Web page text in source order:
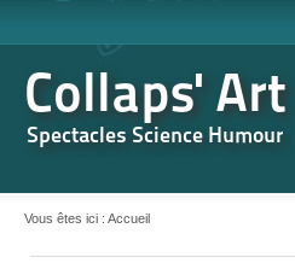
Collaps' Art
Spectacles Science Humour
Vous êtes ici : Accueil